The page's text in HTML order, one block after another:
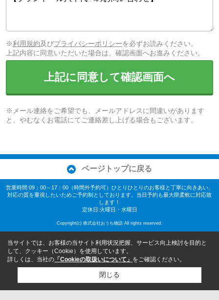
※利用規約及びプライバシーポリシーを必ずお読みください。
上記内容に同意いただいた場合は、確認画面へお進みください。
上記に同意して確認画面へ
※メール連絡をご希望でも、メールアドレスに間違いがあります
と、やむなくお電話にてご連絡差し上げる場合もございます。
ページトップに戻る
営業時間:09：00～17：00（時間外予約可）ひとりひとりのお客様と丁寧に向きあい、
対応の質を重視したいためご予約制としております。当日予約も最大限柔軟に対応致
します！
定休日:火曜日・水曜日
Copyright(c) 株式会社おうち物語 All rights reserved.
当サイトでは、お客様の当サイト利用状況把握、サービス向上検討を目的と
して、クッキー（Cookie）を使用しています。
詳しくは、当社の 「Cookieの取扱いについて」 をご確認ください。
閉じる